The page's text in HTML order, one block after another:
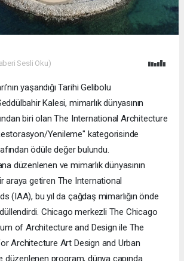
Sesli Oku)
yaşandığı Tarihi Gelibolu
Kalesi, mimarlık dünyasının
biri olan The International Architecture
Yenileme" kategorisinde
ödüle değer bulundu.
düzenlenen ve mimarlık dünyasının
araya getiren The International
(IAA), bu yıl da çağdaş mimarlığın önde
Chicago merkezli The Chicago
of Architecture and Design ile The
Architecture Art Design and Urban